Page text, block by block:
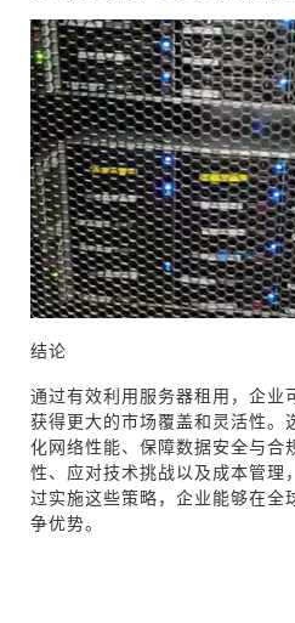
结论
通过有效利用服务器租用，企业
获得更大的市场覆盖和灵活性。
化网络性能、保障数据安全与合
性、应对技术挑战以及成本管理
过实施这些策略，企业能够在全
争优势。